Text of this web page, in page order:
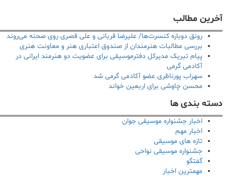
آخرین مطالب
رونق دوباره کنسرت‌ها/ علیرضا قربانی و علی قصری روی صحنه می‌روند
بررسی مطالبات هنرمندان از صندوق اعتباری هنر و معاونت هنری
پیام تبریک مدیرکل دفترموسیقی برای عضویت دو هنرمند ایرانی در
آکادمی گرمی
سهراب پورناظری عضو آکادمی گرمی شد
محسن چاوشی برای اربعین خواند
دسته بندی ها
اخبار جشنواره موسیقی جوان
اخبار مهم
تازه های موسیقی
جشنواره موسیقی نواحی
گفتگو
مهمترین اخبار